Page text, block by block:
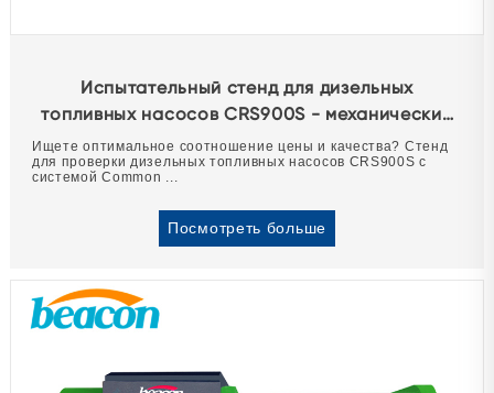
Испытательный стенд для дизельных
топливных насосов CRS900S - механические
системы и системы Common Rail.
Ищете оптимальное соотношение цены и качества? Стенд
для проверки дизельных топливных насосов CRS900S с
системой Common ...
Посмотреть больше